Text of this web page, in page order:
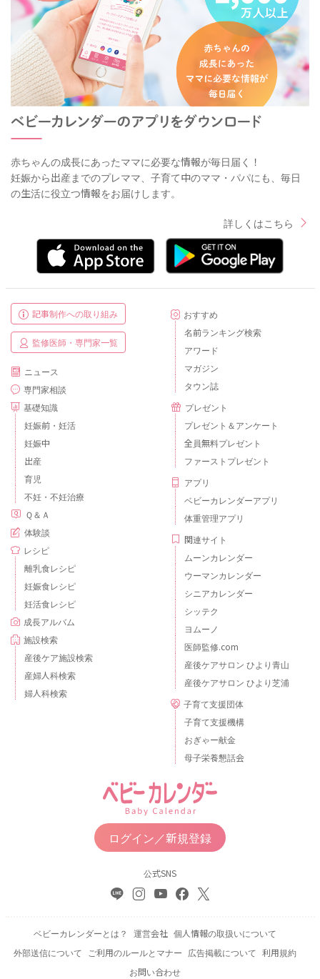
赤ちゃんの成長にあったママに必要な情報が毎日届く！
妊娠から出産までのプレママ、子育て中のママ・パパにも、毎日
の生活に役立つ情報をお届けします。
詳しくはこちら
記事制作への取り組み
監修医師・専門家一覧
ニュース
専門家相談
基礎知識
妊娠前・妊活
妊娠中
出産
育児
不妊・不妊治療
Ｑ＆Ａ
体験談
レシピ
離乳食レシピ
妊娠食レシピ
妊活食レシピ
成長アルバム
施設検索
産後ケア施設検索
産婦人科検索
婦人科検索
おすすめ
名前ランキング検索
アワード
マガジン
タウン誌
プレゼント
プレゼント＆アンケート
全員無料プレゼント
ファーストプレゼント
アプリ
ベビーカレンダーアプリ
体重管理アプリ
関連サイト
ムーンカレンダー
ウーマンカレンダー
シニアカレンダー
シッテク
ヨムーノ
医師監修.com
産後ケアサロン ひより青山
産後ケアサロン ひより芝浦
子育て支援団体
子育て支援機構
おぎゃー献金
母子栄養懇話会
ログイン／新規登録
公式SNS
ベビーカレンダーとは？ 運営会社 個人情報の取扱いについて
外部送信について
ご利用のルールとマナー 広告掲載について 利用規約
お問い合わせ